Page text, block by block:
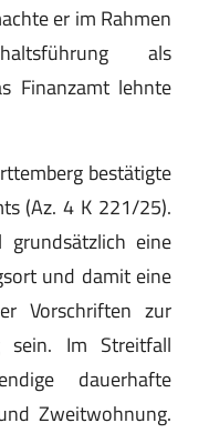
er im Rahmen
als
Finanzamt lehnte
bestätigte
(Az. 4 K 221/25).
eine
und damit eine
Vorschriften zur
sein. Im Streitfall
dauerhafte
Zweitwohnung.